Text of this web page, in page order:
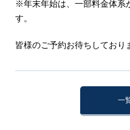
※年末年始は、一部料金体系
す。
皆様のご予約お待ちしており
一